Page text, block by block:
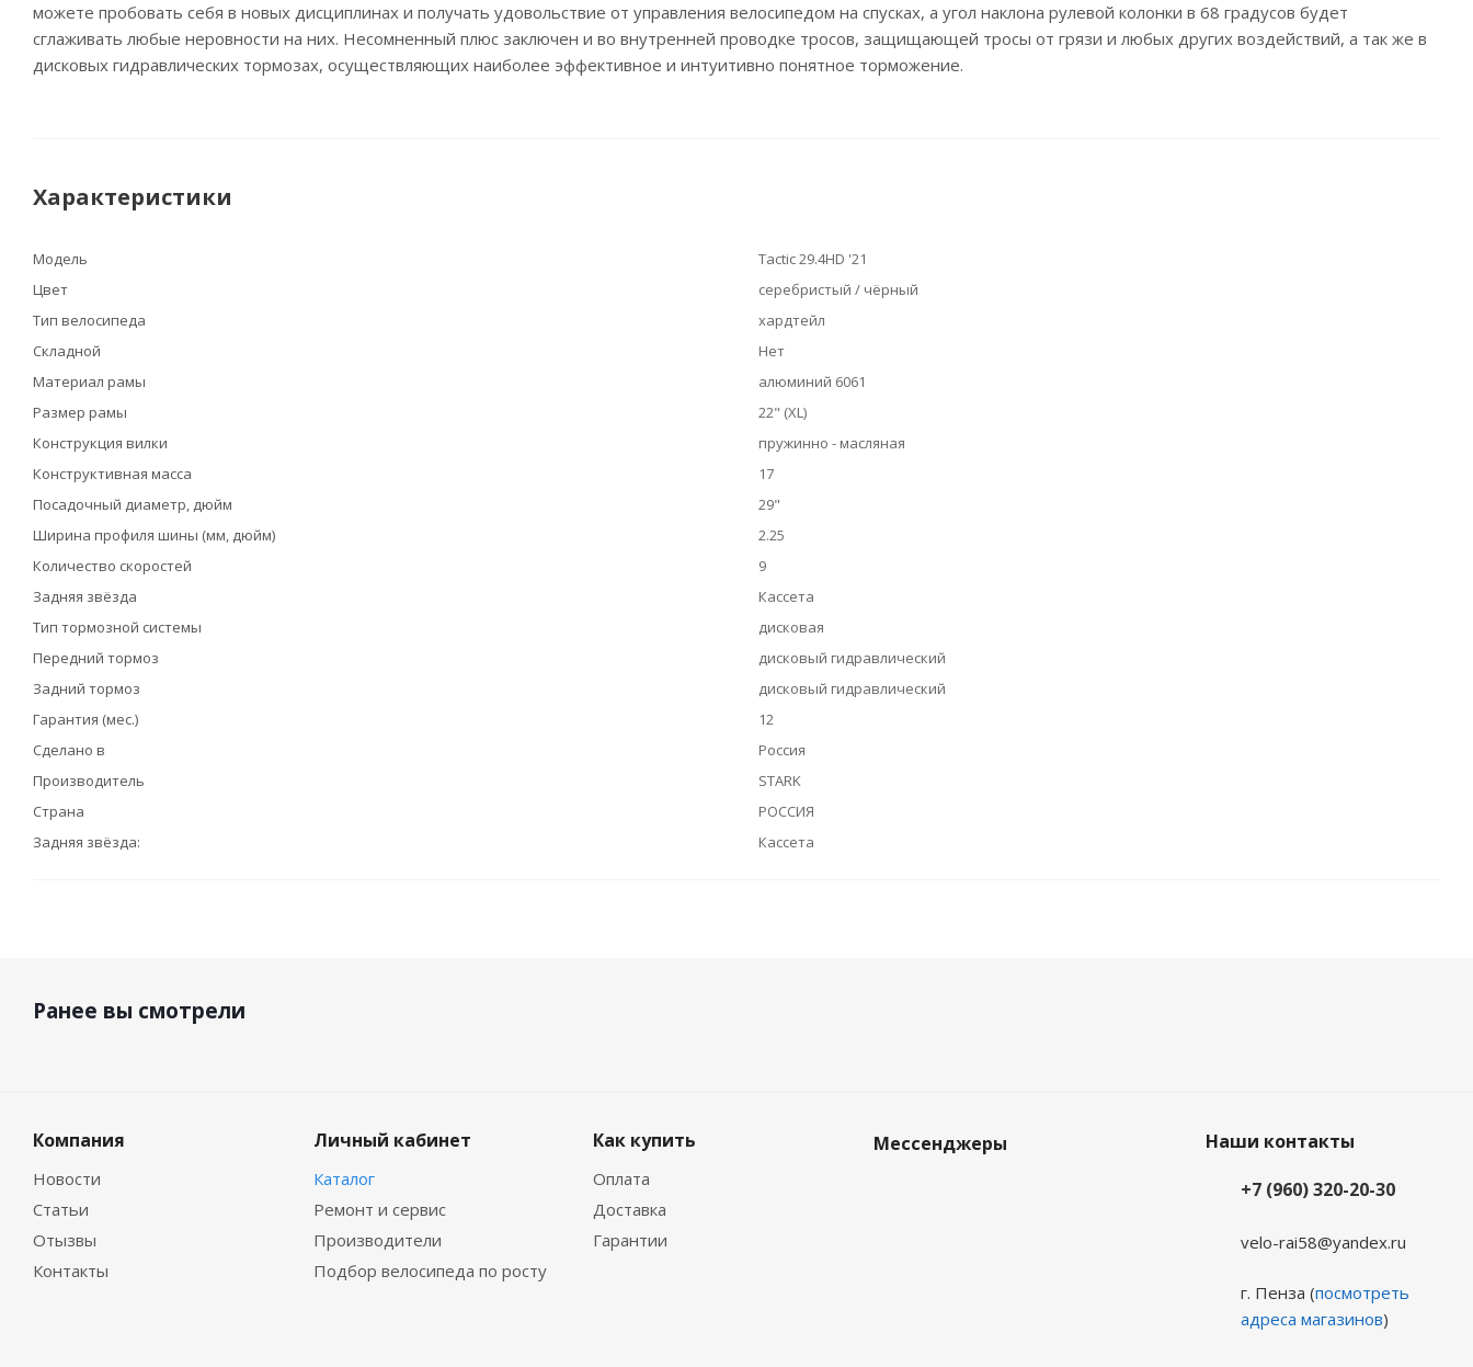
можете пробовать себя в новых дисциплинах и получать удовольствие от управления велосипедом на спусках, а угол наклона рулевой колонки в 68 градусов будет
сглаживать любые неровности на них. Несомненный плюс заключен и во внутренней проводке тросов, защищающей тросы от грязи и любых других воздействий, а так же в
дисковых гидравлических тормозах, осуществляющих наиболее эффективное и интуитивно понятное торможение.
Характеристики
Модель
Tactic 29.4HD '21
Цвет
серебристый / чёрный
Тип велосипеда
хардтейл
Складной
Нет
Материал рамы
алюминий 6061
Размер рамы
22" (XL)
Конструкция вилки
пружинно - масляная
Конструктивная масса
17
Посадочный диаметр, дюйм
29"
Ширина профиля шины (мм, дюйм)
2.25
Количество скоростей
9
Задняя звёзда
Кассета
Тип тормозной системы
дисковая
Передний тормоз
дисковый гидравлический
Задний тормоз
дисковый гидравлический
Гарантия (мес.)
12
Сделано в
Россия
Производитель
STARK
Страна
РОССИЯ
Задняя звёзда:
Кассета
Ранее вы смотрели
Компания
Новости
Статьи
Отызвы
Контакты
Личный кабинет
Каталог
Ремонт и сервис
Производители
Подбор велосипеда по росту
Как купить
Оплата
Доставка
Гарантии
Мессенджеры
Наши контакты
+7 (960) 320-20-30
velo-rai58@yandex.ru
г. Пенза (посмотреть
адреса магазинов)